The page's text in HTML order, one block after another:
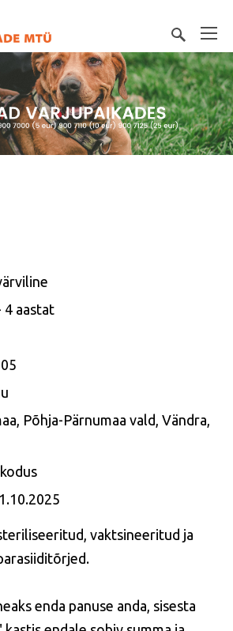
4 aastat
Põhja-Pärnumaa vald, Vändra,
vaktsineeritud ja
enda panuse anda, sisesta